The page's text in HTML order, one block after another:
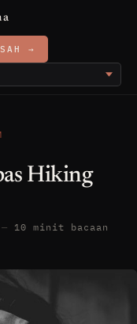
→
Hiking
— 10 minit bacaan